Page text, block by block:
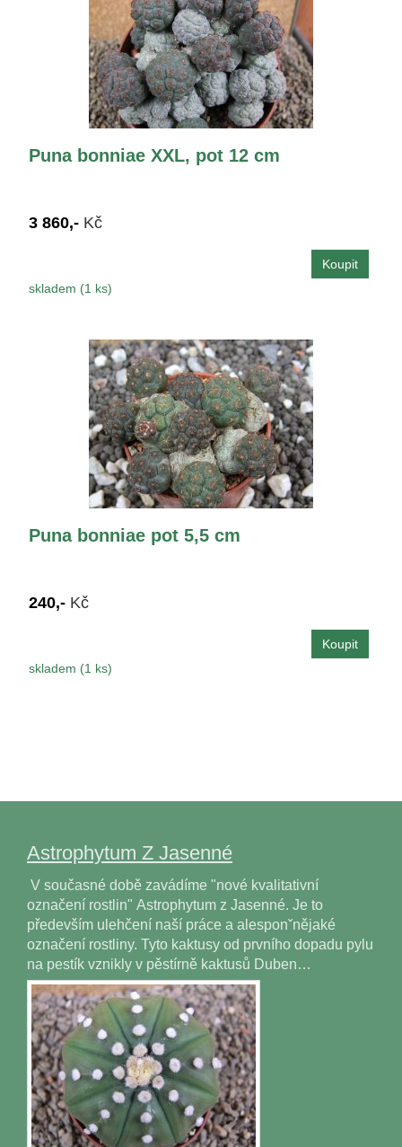
Puna bonniae XXL, pot 12 cm
3 860,- Kč
skladem (1 ks)
Puna bonniae pot 5,5 cm
240,- Kč
skladem (1 ks)
Astrophytum Z Jasenné
V současné době zavádíme "nové kvalitativní
označení rostlin" Astrophytum z Jasenné. Je to
především ulehčení naší práce a alesponˇnějaké
označení rostliny. Tyto kaktusy od prvního dopadu pylu
na pestík vznikly v pěstírně kaktusů Duben…